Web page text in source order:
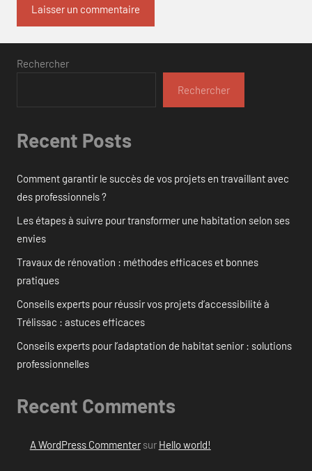
Rechercher
Rechercher
Recent Posts
Comment garantir le succès de vos projets en travaillant avec
des professionnels ?
Les étapes à suivre pour transformer une habitation selon ses
envies
Travaux de rénovation : méthodes efficaces et bonnes
pratiques
Conseils experts pour réussir vos projets d’accessibilité à
Trélissac : astuces efficaces
Conseils experts pour l’adaptation de habitat senior : solutions
professionnelles
Recent Comments
A WordPress Commentersur Hello world!